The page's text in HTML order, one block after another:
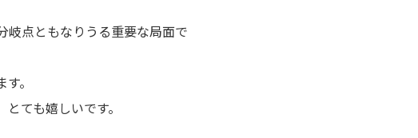
岐点ともなりうる重要な局面で
。
ても嬉しいです。